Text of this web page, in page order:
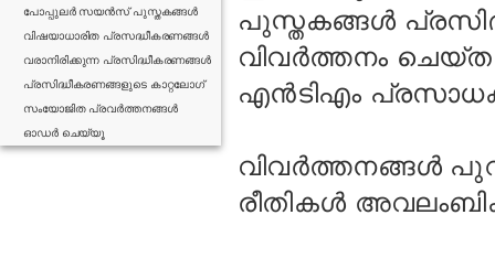
പോപ്പുലർ സയൻസ് പുസ്തകങ്ങൾ
വിഷയാധാരിത പ്രസദ്ധീകരണങ്ങൾ
വരാനിരിക്കുന്ന പ്രസിദ്ധീകരണങ്ങൾ
പ്രസിദ്ധീകരണങ്ങളുടെ കാറ്റലോഗ്
സംയോജിത പ്രവർത്തനങ്ങൾ
ഓഡർ ചെയ്യൂ
പുസ്തകങ്ങള്‍
വിവര്‍ത്തനം
എന്‍ടിഎം
വിവര്‍ത്തനങ്ങള്‍
രീതികള്‍